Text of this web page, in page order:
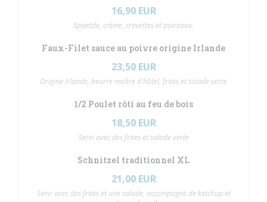
16,90 EUR
Spaetzle, crème, crevettes et poireaux.
Faux-Filet sauce au poivre origine Irlande
23,50 EUR
Origine Irlande, beurre maître d'hôtel, frites et salade verte
1/2 Poulet rôti au feu de bois
18,50 EUR
Servi avec des frites et salade verte
Schnitzel traditionnel XL
21,00 EUR
Servi avec des frites et une salade, accompagné de ketchup et